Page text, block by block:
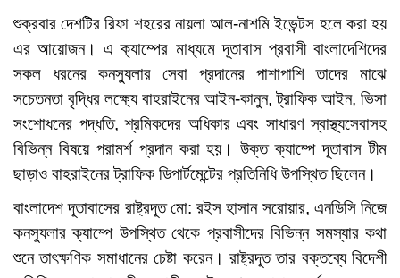
শুক্রবার দেশটির রিফা শহরের নায়লা আল-নাশমি ইভেন্টস হলে করা হয়
এর আয়োজন। এ ক্যাম্পের মাধ্যমে দূতাবাস প্রবাসী বাংলাদেশিদের
সকল ধরনের কনস্যুলার সেবা প্রদানের পাশাপাশি তাদের মাঝে
সচেতনতা বৃদ্ধির লক্ষ্যে বাহরাইনের আইন-কানুন, ট্রাফিক আইন, ভিসা
সংশোধনের পদ্ধতি, শ্রমিকদের অধিকার এবং সাধারণ স্বাস্থ্যসেবাসহ
বিভিন্ন বিষয়ে পরামর্শ প্রদান করা হয়। উক্ত ক্যাম্পে দূতাবাস টীম
ছাড়াও বাহরাইনের ট্রাফিক ডিপার্টমেন্টের প্রতিনিধি উপস্থিত ছিলেন।
বাংলাদেশ দূতাবাসের রাষ্ট্রদূত মো: রইস হাসান সরোয়ার, এনডিসি নিজে
কনস্যুলার ক্যাম্পে উপস্থিত থেকে প্রবাসীদের বিভিন্ন সমস্যার কথা
শুনে তাৎক্ষণিক সমাধানের চেষ্টা করেন। রাষ্ট্রদূত তার বক্তব্যে বিদেশী